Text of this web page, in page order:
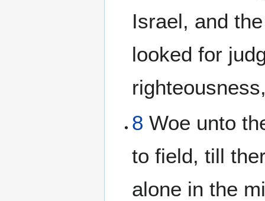
Israel, and
looked for
8 Woe unto
to field, till
alone in the